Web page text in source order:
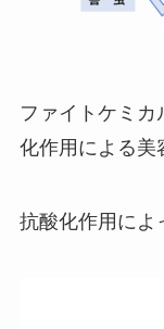
ファイトケミ
化作用による美
抗酸化作用によ